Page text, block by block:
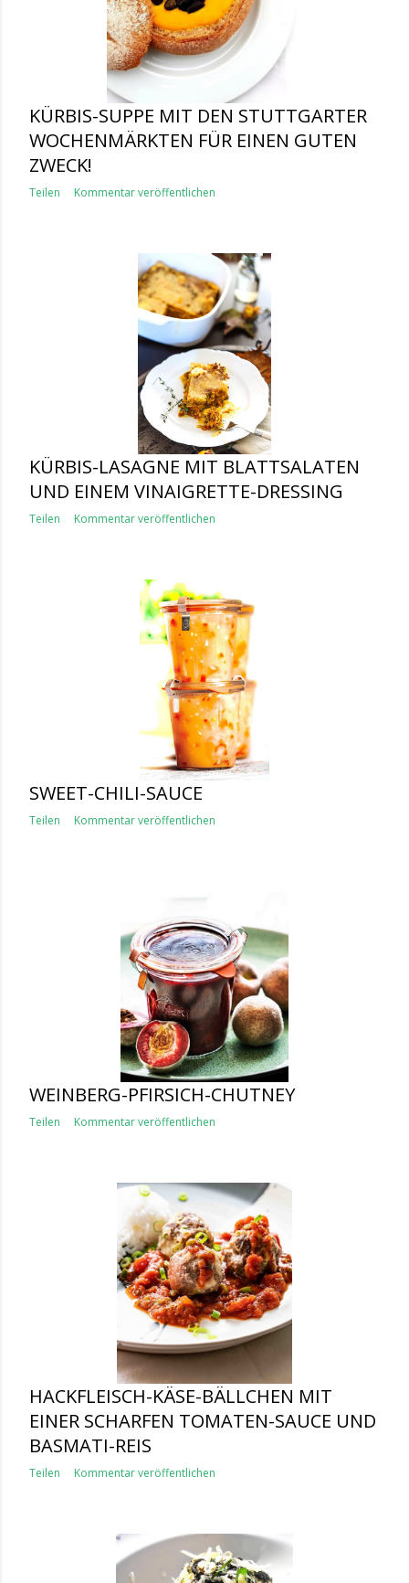
KÜRBIS-SUPPE MIT DEN STUTTGARTER
WOCHENMÄRKTEN FÜR EINEN GUTEN
ZWECK!
Teilen Kommentar veröffentlichen
KÜRBIS-LASAGNE MIT BLATTSALATEN
UND EINEM VINAIGRETTE-DRESSING
Teilen Kommentar veröffentlichen
SWEET-CHILI-SAUCE
Teilen Kommentar veröffentlichen
WEINBERG-PFIRSICH-CHUTNEY
Teilen Kommentar veröffentlichen
HACKFLEISCH-KÄSE-BÄLLCHEN MIT
EINER SCHARFEN TOMATEN-SAUCE UND
BASMATI-REIS
Teilen Kommentar veröffentlichen